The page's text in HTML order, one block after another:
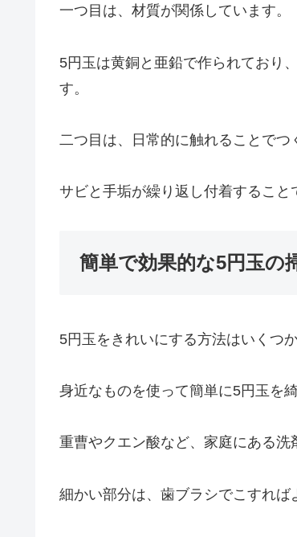
一つ目は、材質が関係しています。
5円玉は黄銅と亜鉛で作られており
す。
二つ目は、日常的に触れることでつ
サビと手垢が繰り返し付着すること
簡単で効果的な5円玉の
5円玉をきれいにする方法はいくつか
身近なものを使って簡単に5円玉を
重曹やクエン酸など、家庭にある洗
細かい部分は、歯ブラシでこすれば